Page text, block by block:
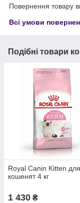
Повернення товару
Всі умови
Подібні товари
Royal Canin Kitten для
кошенят 4 кг
1 430 ₴